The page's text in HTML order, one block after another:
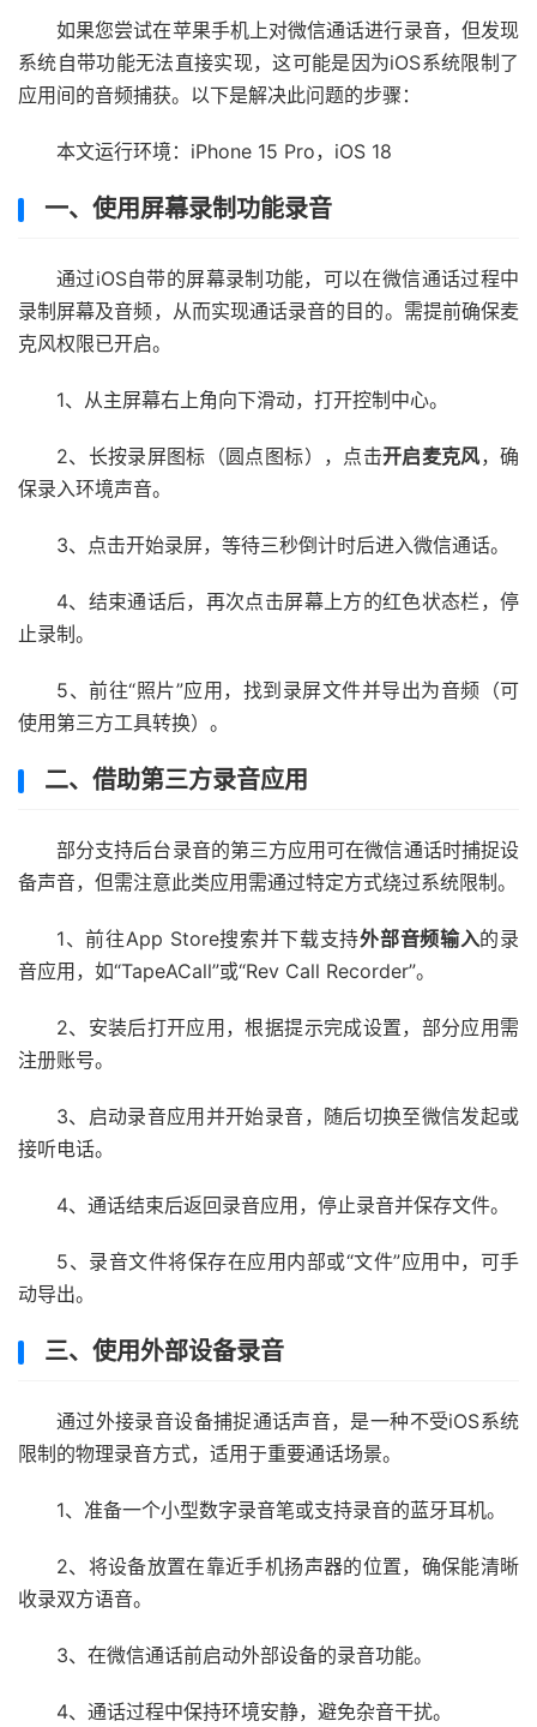
如果您尝试在苹果手机上对微信通话进行录音，但发现
系统自带功能无法直接实现，这可能是因为iOS系统限制了
应用间的音频捕获。以下是解决此问题的步骤：
本文运行环境：iPhone 15 Pro，iOS 18
一、使用屏幕录制功能录音
通过iOS自带的屏幕录制功能，可以在微信通话过程中
录制屏幕及音频，从而实现通话录音的目的。需提前确保麦
克风权限已开启。
1、从主屏幕右上角向下滑动，打开控制中心。
2、长按录屏图标（圆点图标），点击开启麦克风，确
保录入环境声音。
3、点击开始录屏，等待三秒倒计时后进入微信通话。
4、结束通话后，再次点击屏幕上方的红色状态栏，停
止录制。
5、前往“照片”应用，找到录屏文件并导出为音频（可
使用第三方工具转换）。
二、借助第三方录音应用
部分支持后台录音的第三方应用可在微信通话时捕捉设
备声音，但需注意此类应用需通过特定方式绕过系统限制。
1、前往App Store搜索并下载支持外部音频输入的录
音应用，如“TapeACall”或“Rev Call Recorder”。
2、安装后打开应用，根据提示完成设置，部分应用需
注册账号。
3、启动录音应用并开始录音，随后切换至微信发起或
接听电话。
4、通话结束后返回录音应用，停止录音并保存文件。
5、录音文件将保存在应用内部或“文件”应用中，可手
动导出。
三、使用外部设备录音
通过外接录音设备捕捉通话声音，是一种不受iOS系统
限制的物理录音方式，适用于重要通话场景。
1、准备一个小型数字录音笔或支持录音的蓝牙耳机。
2、将设备放置在靠近手机扬声器的位置，确保能清晰
收录双方语音。
3、在微信通话前启动外部设备的录音功能。
4、通话过程中保持环境安静，避免杂音干扰。